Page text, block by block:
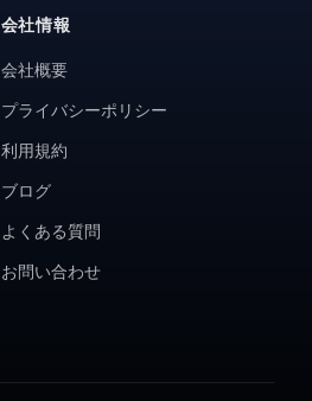
会社情報
会社概要
プライバシーポリシー
利用規約
ブログ
よくある質問
お問い合わせ